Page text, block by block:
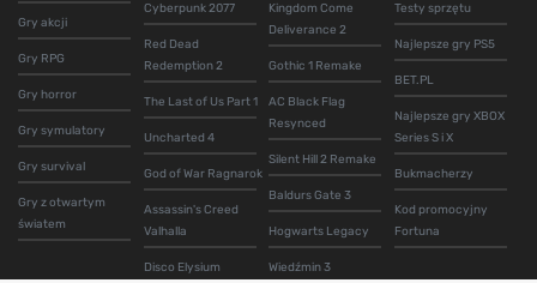
Gry akcji
Gry RPG
Gry horror
Gry symulatory
Gry survival
Gry z otwartym
światem
Cyberpunk 2077
Red Dead
Redemption 2
The Last of Us Part 1
Uncharted 4
God of War Ragnarok
Assassin's Creed
Valhalla
Disco Elysium
Kingdom Come
Deliverance 2
Gothic 1 Remake
AC Black Flag
Resynced
Silent Hill 2 Remake
Baldurs Gate 3
Hogwarts Legacy
Wiedźmin 3
Testy sprzętu
Najlepsze gry PS5
BET.PL
Najlepsze gry XBOX
Series S i X
Bukmacherzy
Kod promocyjny
Fortuna